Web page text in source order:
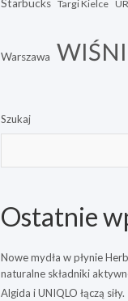
Starbucks Targi Kielce
Warszawa
Szukaj
Ostatnie
Nowe mydła w płynie
naturalne składniki
Algida i UNIQLO łączą